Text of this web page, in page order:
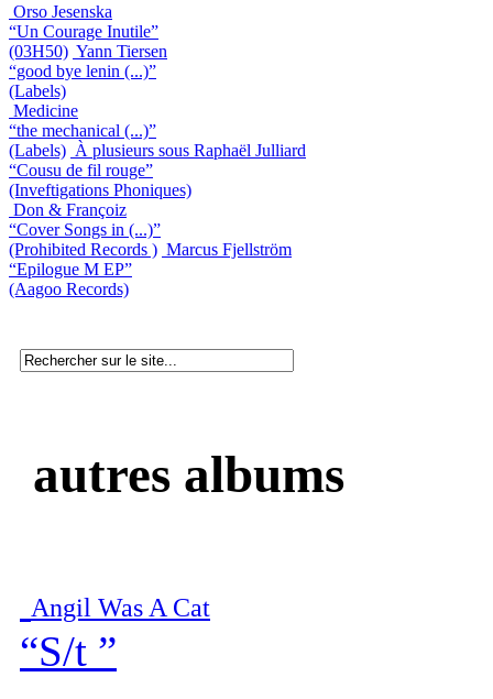
Orso Jesenska
“Un Courage Inutile”
(03H50) Yann Tiersen
“good bye lenin (...)”
(Labels)
Medicine
“the mechanical (...)”
(Labels) À plusieurs sous Raphaël Julliard
“Cousu de fil rouge”
(Inveftigations Phoniques)
Don & Françoiz
“Cover Songs in (...)”
(Prohibited Records ) Marcus Fjellström
“Epilogue M EP”
(Aagoo Records)
autres albums
Angil Was A Cat
“S/t ”